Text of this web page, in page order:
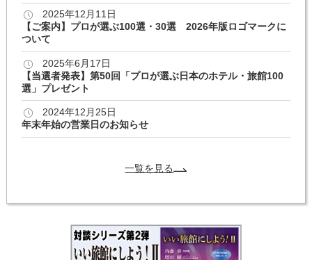
2025年12月11日
【ご案内】プロが選ぶ100選・30選 2026年版ロゴマークに
ついて
2025年6月17日
【当選者発表】第50回「プロが選ぶ日本のホテル・旅館100
選」プレゼント
2024年12月25日
年末年始の営業日のお知らせ
一覧を見る